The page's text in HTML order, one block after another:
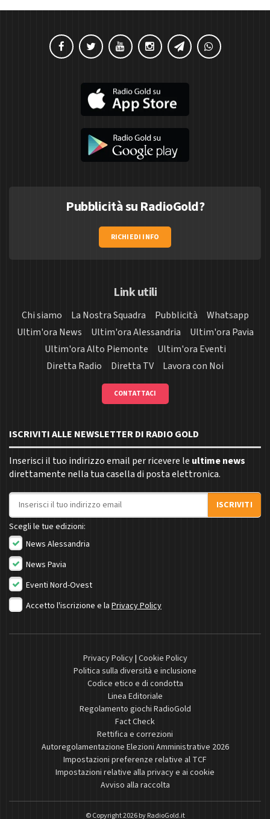
Pubblicità su RadioGold?
RICHIEDI INFO
Link utili
Chi siamo La Nostra Squadra Pubblicità
Whatsapp
Ultim'ora News
Ultim'ora Alessandria
Ultim'ora Pavia
Ultim'ora Alto Piemonte
Ultim'ora Eventi
Diretta Radio
Diretta TV Lavora con Noi
CONTATTACI
ISCRIVITI ALLE NEWSLETTER DI RADIO GOLD
Inserisci il tuo indirizzo email per ricevere le ultime news
direttamente nella tua casella di posta elettronica.
Indirizzo email
ISCRIVITI
Scegli le tue edizioni:
News Alessandria
News Pavia
Eventi Nord-Ovest
Accetto l'iscrizione e la Privacy Policy
Privacy Policy| Cookie Policy
Politica sulla diversità e inclusione
Codice etico e di condotta
Linea Editoriale
Regolamento giochi RadioGold
Fact Check
Rettifica e correzioni
Autoregolamentazione Elezioni Amministrative 2026
Impostazioni preferenze relative al TCF
Impostazioni relative alla privacy e ai cookie
Avviso alla raccolta
© Copyright 2026 byRadioGold.it